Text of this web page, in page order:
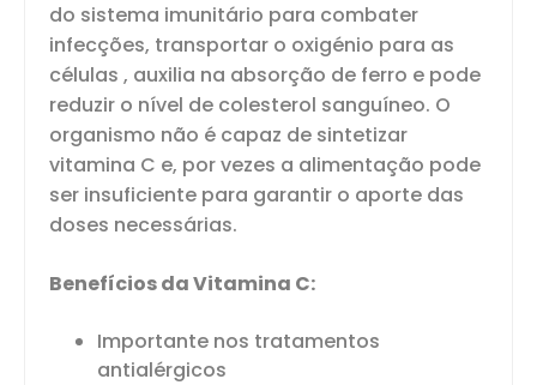
do sistema imunitário para combater
infecções, transportar o oxigénio para as
células , auxilia na absorção de ferro e pode
reduzir o nível de colesterol sanguíneo. O
organismo não é capaz de sintetizar
vitamina C e, por vezes a alimentação pode
ser insuficiente para garantir o aporte das
doses necessárias.
Benefícios da Vitamina C:
Importante nos tratamentos
antialérgicos